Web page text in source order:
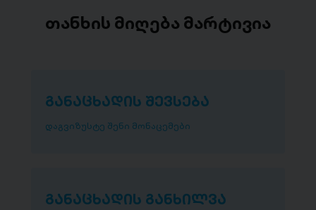
თანხის მიღება მარტივია
განაცხადის შევსება
დაგვიზუსტე შენი მონაცემები
განაცხადის განხილვა